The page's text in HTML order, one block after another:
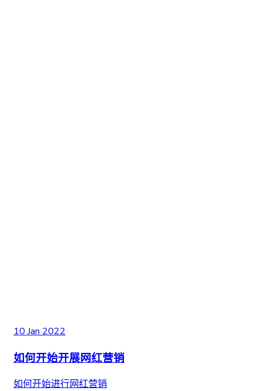
10 Jan 2022
如何开始开展网红营销
如何开始进行网红营销